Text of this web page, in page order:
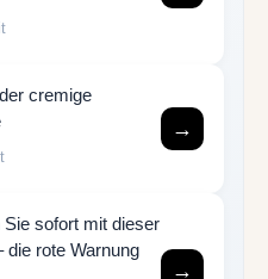
cremige
→
sofort mit dieser
die rote Warnung
→